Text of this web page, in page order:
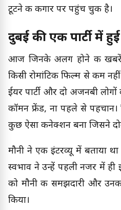
टूटने की कगार पर पहुंच चुकी है।
दुबई की एक पार्टी में
आज जिनके अलग होने की खबरें
किसी रोमांटिक फिल्म से कम
ईयर पार्टी और दो अजनबी
कॉमन फ्रेंड, ना पहले से
कुछ ऐसा कनेक्शन बना जिसने
मौनी ने एक इंटरव्यू में बताया
स्वभाव ने उन्हें पहली नजर में ही
को मौनी की समझदारी और
किया।